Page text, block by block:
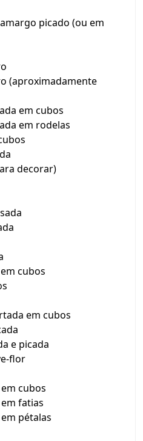
picado (ou em
(aproximadamente
em cubos
em rodelas
decorar)
cubos
em cubos
e picada
flor
cubos
fatias
pétalas